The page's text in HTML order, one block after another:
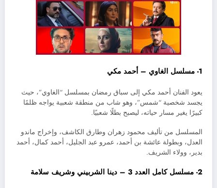
1- مسلسل الغاوي – أحمد مكي
يعود الفنان أحمد مكي إلى سباق رمضان بمسلسل “الغاوي”، حيث
يجسد شخصية “شمس”، وهو شاب من منطقة شعبية يواجه ظلمًا
كبيرًا يغير مسار حياته، ليصبح بطلًا شعبيًا.
المسلسل من تأليف محمود زهران وطارق الكاشف، وإخراج ماندو
العدل، وبطولة عائشة بن أحمد، عمرو عبد الجليل، أحمد كمال، أحمد
بدير، وولاء الشريف.
2- مسلسل كامل العدد 3 – دينا الشربيني وشريف سلامة